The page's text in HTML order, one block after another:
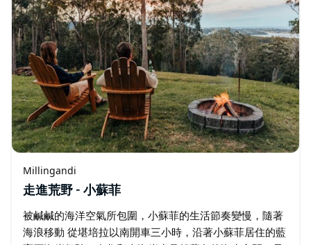
Millingandi
走進荒野 - 小蘇菲
被鹹鹹的海洋空氣所包圍，小蘇菲的生活節奏變慢，隨著
海浪移動 從堪培拉以南開車三小時，沿著小蘇菲居住的藍